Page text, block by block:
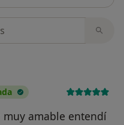
muy amable entendí